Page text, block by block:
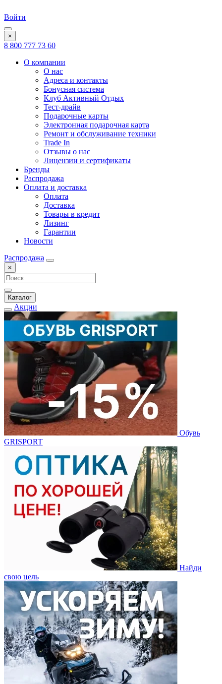
Войти
×
8 800 777 73 60
О компании
О нас
Адреса и контакты
Бонусная система
Клуб Активный Отдых
Тест-драйв
Подарочные карты
Электронная подарочная карта
Ремонт и обслуживание техники
Trade In
Отзывы о нас
Лицензии и сертификаты
Бренды
Распродажа
Оплата и доставка
Оплата
Доставка
Товары в кредит
Лизинг
Гарантии
Новости
Распродажа
×
Каталог
Акции
Обувь
GRISPORT
Найди
свою цель